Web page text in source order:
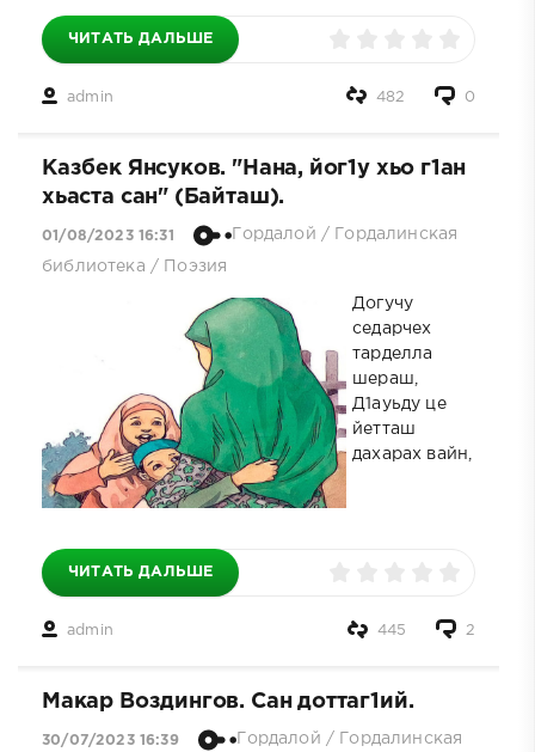
ЧИТАТЬ ДАЛЬШЕ
admin 0
482
Казбек Янсуков. "Нана, йог1у хьо г1ан
хьаста сан" (Байташ).
01/08/2023 16:31 Гордалой / Гордалинская
библиотека / Поэзия
Догучу
седарчех
тарделла
шераш,
Д1ауьду це
йетташ
дахарах вайн,
ЧИТАТЬ ДАЛЬШЕ
admin 2
445
Макар Воздингов. Сан доттаг1ий.
30/07/2023 16:39 Гордалой / Гордалинская